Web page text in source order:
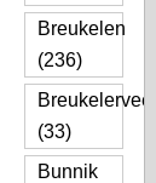
Breukelen
(236)
Breukelerveen
(33)
Bunnik